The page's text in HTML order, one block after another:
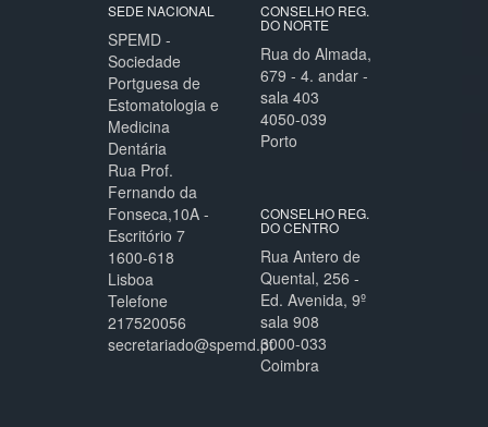
SEDE NACIONAL
SPEMD -
Sociedade
Portguesa de
Estomatologia e
Medicina
Dentária
Rua Prof.
Fernando da
Fonseca,10A -
Escritório 7
1600-618
Lisboa
Telefone
217520056
secretariado@spemd.pt
CONSELHO REG.
DO NORTE
Rua do Almada,
679 - 4. andar -
sala 403
4050-039
Porto
CONSELHO REG.
DO CENTRO
Rua Antero de
Quental, 256 -
Ed. Avenida, 9º
sala 908
3000-033
Coimbra